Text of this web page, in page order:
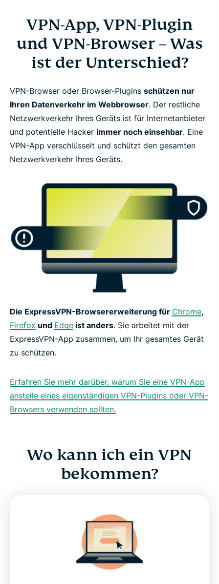
VPN-App, VPN-Plugin
und VPN-Browser – Was
ist der Unterschied?
VPN-Browser oder Browser-Plugins schützen nur
Ihren Datenverkehr im Webbrowser. Der restliche
Netzwerkverkehr Ihres Geräts ist für Internetanbieter
und potentielle Hacker immer noch einsehbar. Eine
VPN-App verschlüsselt und schützt den gesamten
Netzwerkverkehr Ihres Geräts.
Die ExpressVPN-Browsererweiterung für Chrome,
Firefox und Edge ist anders. Sie arbeitet mit der
ExpressVPN-App zusammen, um Ihr gesamtes Gerät
zu schützen.
Erfahren Sie mehr darüber, warum Sie eine VPN-App
anstelle eines eigenständigen VPN-Plugins oder VPN-
Browsers verwenden sollten.
Wo kann ich ein VPN
bekommen?